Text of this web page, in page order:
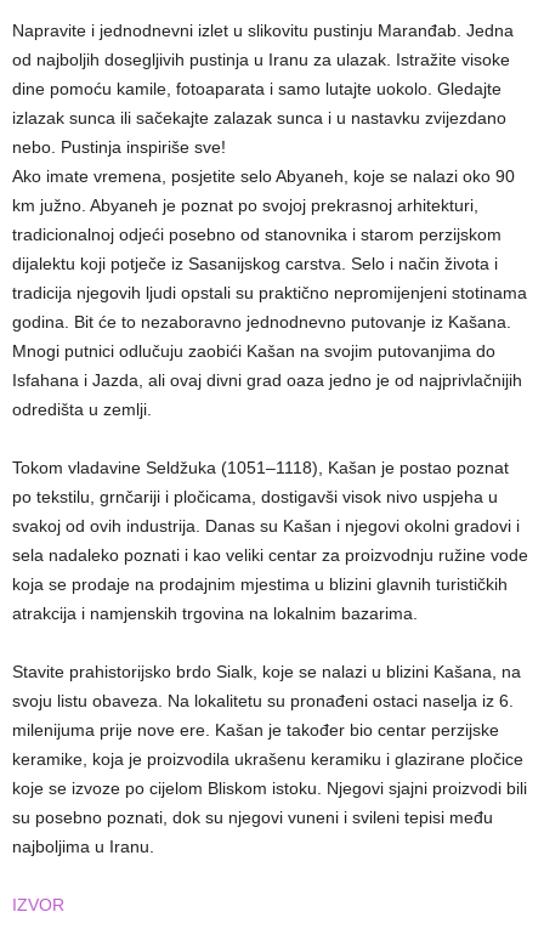
Napravite i jednodnevni izlet u slikovitu pustinju Maranđab. Jedna
od najboljih dosegljivih pustinja u Iranu za ulazak. Istražite visoke
dine pomoću kamile, fotoaparata i samo lutajte uokolo. Gledajte
izlazak sunca ili sačekajte zalazak sunca i u nastavku zvijezdano
nebo. Pustinja inspiriše sve!
Ako imate vremena, posjetite selo Abyaneh, koje se nalazi oko 90
km južno. Abyaneh je poznat po svojoj prekrasnoj arhitekturi,
tradicionalnoj odjeći posebno od stanovnika i starom perzijskom
dijalektu koji potječe iz Sasanijskog carstva. Selo i način života i
tradicija njegovih ljudi opstali su praktično nepromijenjeni stotinama
godina. Bit će to nezaboravno jednodnevno putovanje iz Kašana.
Mnogi putnici odlučuju zaobići Kašan na svojim putovanjima do
Isfahana i Jazda, ali ovaj divni grad oaza jedno je od najprivlačnijih
odredišta u zemlji.
Tokom vladavine Seldžuka (1051–1118), Kašan je postao poznat
po tekstilu, grnčariji i pločicama, dostigavši ​​visok nivo uspjeha u
svakoj od ovih industrija. Danas su Kašan i njegovi okolni gradovi i
sela nadaleko poznati i kao veliki centar za proizvodnju ružine vode
koja se prodaje na prodajnim mjestima u blizini glavnih turističkih
atrakcija i namjenskih trgovina na lokalnim bazarima.
Stavite prahistorijsko brdo Sialk, koje se nalazi u blizini Kašana, na
svoju listu obaveza. Na lokalitetu su pronađeni ostaci naselja iz 6.
milenijuma prije nove ere. Kašan je također bio centar perzijske
keramike, koja je proizvodila ukrašenu keramiku i glazirane pločice
koje se izvoze po cijelom Bliskom istoku. Njegovi sjajni proizvodi bili
su posebno poznati, dok su njegovi vuneni i svileni tepisi među
najboljima u Iranu.
IZVOR